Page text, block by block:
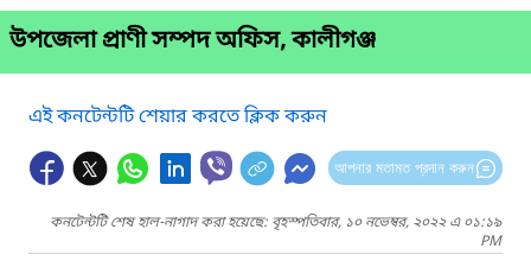
উপজেলা প্রাণী সম্পদ অফিস, কালীগঞ্জ
এই কনটেন্টটি শেয়ার করতে ক্লিক করুন
আপনার মতামত প্রদান করুন
কনটেন্টটি শেষ হাল-নাগাদ করা হয়েছে: বৃহস্পতিবার, ১০ নভেম্বর, ২০২২ এ ০১:১৯
PM